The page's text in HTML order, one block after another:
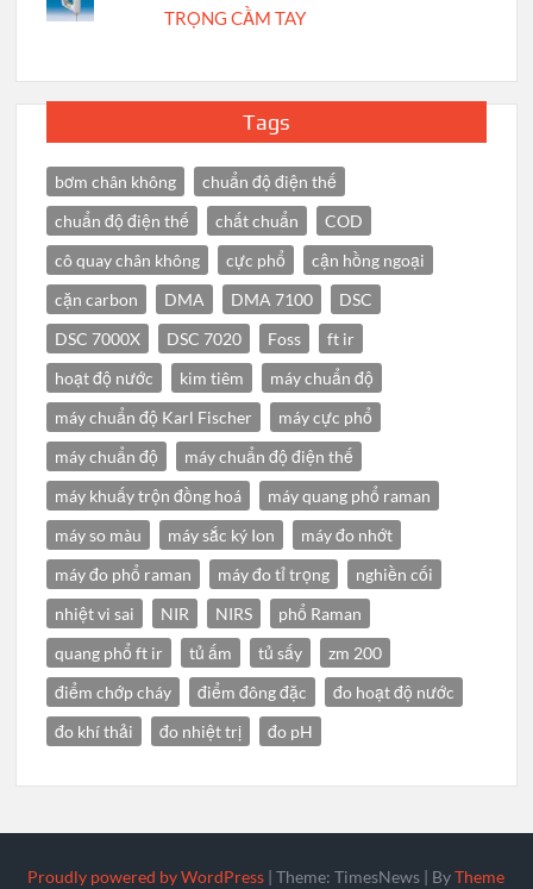
TRỌNG CẦM TAY
Tags
bơm chân không
chuẩn độ điện thế
chuẩn độ điện thế
chất chuẩn
COD
cô quay chân không
cực phổ
cận hồng ngoại
cặn carbon
DMA DMA 7100
DSC
DSC 7000X
DSC 7020 Foss
ft ir
hoạt độ nước
kim tiêm
máy chuẩn độ
máy chuẩn độ Karl Fischer
máy cực phổ
máy chuẩn độ
máy chuẩn độ điện thế
máy khuấy trộn đồng hoá
máy quang phổ raman
máy so màu
máy sắc ký Ion
máy đo nhớt
máy đo phổ raman
máy đo tỉ trọng
nghiền cối
nhiệt vi sai
NIR NIRS
phổ Raman
quang phổ ft ir
tủ ấm tủ sấy
zm 200
điểm chớp cháy
điểm đông đặc
đo hoạt độ nước
đo khí thải
đo nhiệt trị đo pH
Proudly powered by WordPress |Theme: TimesNews | ByTheme